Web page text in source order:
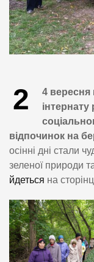
2
4 вересня
інтернату
відпочинок на
осінні дні стали
зеленої природи
йдеться на